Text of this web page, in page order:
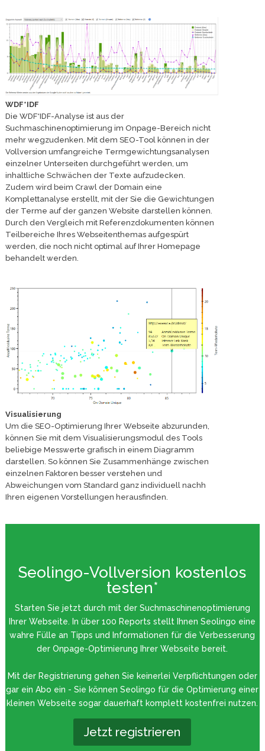
WDF*IDF
Die WDF*IDF-Analyse ist aus der
Suchmaschinenoptimierung im Onpage-Bereich nicht
mehr wegzudenken. Mit dem SEO-Tool können in der
Vollversion umfangreiche Termgewichtungsanalysen
einzelner Unterseiten durchgeführt werden, um
inhaltliche Schwächen der Texte aufzudecken.
Zudem wird beim Crawl der Domain eine
Komplettanalyse erstellt, mit der Sie die Gewichtungen
der Terme auf der ganzen Website darstellen können.
Durch den Vergleich mit Referenzdokumenten können
Teilbereiche Ihres Webseitenthemas aufgespürt
werden, die noch nicht optimal auf Ihrer Homepage
behandelt werden.
Visualisierung
Um die SEO-Optimierung Ihrer Webseite abzurunden,
können Sie mit dem Visualisierungsmodul des Tools
beliebige Messwerte grafisch in einem Diagramm
darstellen. So können Sie Zusammenhänge zwischen
einzelnen Faktoren besser verstehen und
Abweichungen vom Standard ganz individuell nachh
Ihren eigenen Vorstellungen herausfinden.
Seolingo-Vollversion kostenlos
testen*
Starten Sie jetzt durch mit der Suchmaschinenoptimierung
Ihrer Webseite. In über 100 Reports stellt Ihnen Seolingo eine
wahre Fülle an Tipps und Informationen für die Verbesserung
der Onpage-Optimierung Ihrer Webseite bereit.
Mit der Registrierung gehen Sie keinerlei Verpflichtungen oder
gar ein Abo ein - Sie können Seolingo für die Optimierung einer
kleinen Webseite sogar dauerhaft komplett kostenfrei nutzen.
Jetzt registrieren